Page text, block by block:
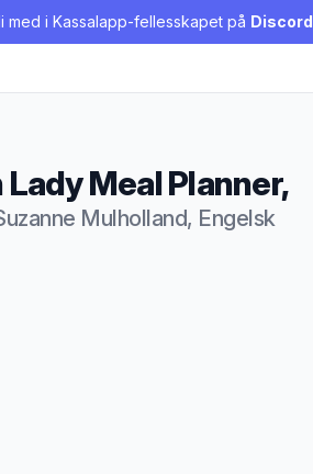
med i Kassalapp-fellesskapet på Discord
Meal Planner,
Mulholland, Engelsk